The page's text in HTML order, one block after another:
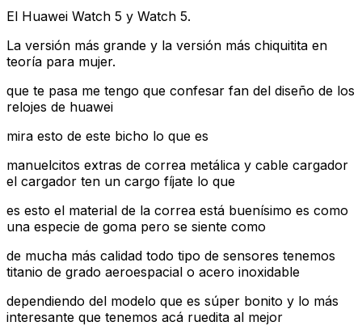
El Huawei Watch 5 y Watch 5.
La versión más grande y la versión más chiquitita en
teoría para mujer.
que te pasa me tengo que confesar fan del diseño de los
relojes de huawei
mira esto de este bicho lo que es
manuelcitos extras de correa metálica y cable cargador
el cargador ten un cargo fíjate lo que
es esto el material de la correa está buenísimo es como
una especie de goma pero se siente como
de mucha más calidad todo tipo de sensores tenemos
titanio de grado aeroespacial o acero inoxidable
dependiendo del modelo que es súper bonito y lo más
interesante que tenemos acá ruedita al mejor